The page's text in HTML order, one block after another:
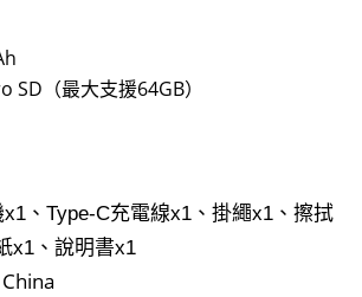
（最大支援64GB）
x1、Type-C充電線x1、掛繩x1、擦拭
x1、說明書x1